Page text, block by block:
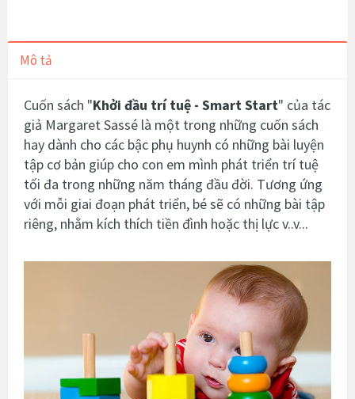
Mô tả
Cuốn sách "Khởi đầu trí tuệ - Smart Start" của tác
giả Margaret Sassé là một trong những cuốn sách
hay dành cho các bậc phụ huynh có những bài luyện
tập cơ bản giúp cho con em mình phát triển trí tuệ
tối đa trong những năm tháng đầu đời. Tương ứng
với mỗi giai đoạn phát triển, bé sẽ có những bài tập
riêng, nhằm kích thích tiền đình hoặc thị lực v..v...